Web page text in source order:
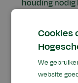
houding nodig
voeren en de
Het
uitdaging
Centraal in
Cookies
We
website